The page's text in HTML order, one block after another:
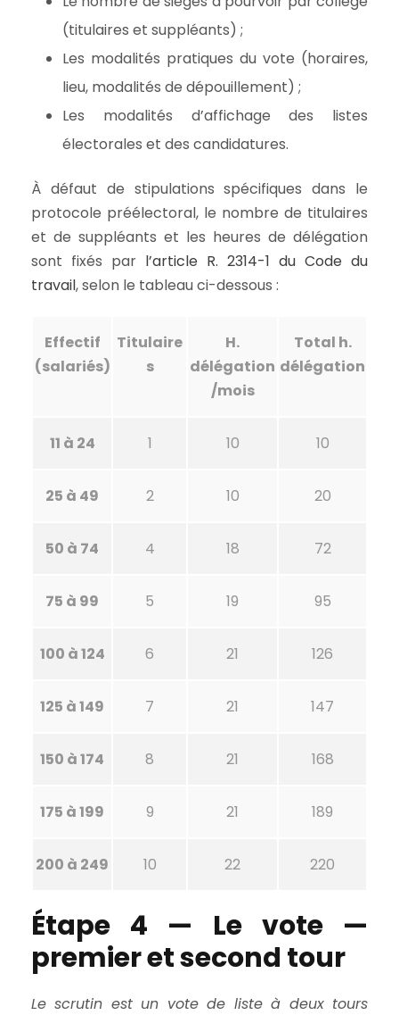
(titulaires et suppléants) ;
Les modalités pratiques du vote (horaires,
lieu, modalités de dépouillement) ;
Les modalités d’affichage des listes
électorales et des candidatures.
À défaut de stipulations spécifiques dans le
protocole préélectoral, le nombre de titulaires
et de suppléants et les heures de délégation
sont fixés par l’article R. 2314-1 du Code du
travail, selon le tableau ci-dessous :
Effectif
(salariés)
Titulaire
s
H.
délégation
/mois
Total h.
délégation
11 à 24 1 10 10
25 à 49 2 10 20
50 à 74 4 18 72
75 à 99 5 19 95
100 à 124 6 21 126
125 à 149 7 21 147
150 à 174 8 21 168
175 à 199 9 21 189
200 à 249 10 22 220
Étape 4 — Le vote —
premier et second tour
Le scrutin est un vote de liste à deux tours